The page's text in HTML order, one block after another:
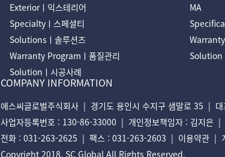
Exteriorㅣ익스테리어
Specialtyㅣ스페셜티
Solutionsㅣ솔루션즈
Warranty Programㅣ품질관리
Solutionㅣ시공사례
MA
Solution
COMPANY INFORMATION
에스씨글로벌주식회사 | 경기도 용인시 수지구 샘말로 35 | 대
사업자등록번호 : 130-86-33000 | 개인정보책임자 : 김지
전화 : 031-263-2625 | 팩스 : 031-263-2603 | 이용약관 |
Copyright 2018. SC Global All Rights Reserved.